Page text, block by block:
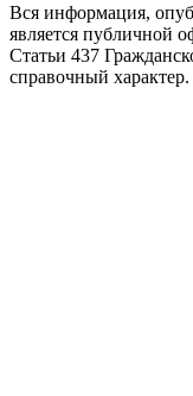
Вся информация,
является публичной
Статьи 437
справочный характер.